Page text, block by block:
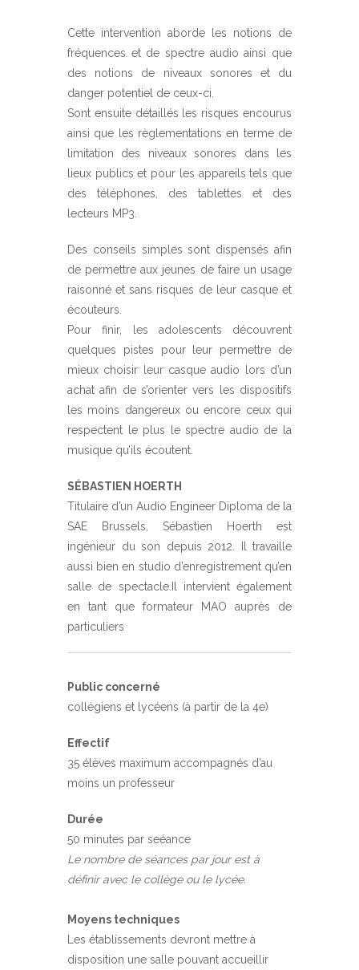
Cette intervention aborde les notions de
fréquences et de spectre audio ainsi que
des notions de niveaux sonores et du
danger potentiel de ceux-ci.
Sont ensuite détaillés les risques encourus
ainsi que les règlementations en terme de
limitation des niveaux sonores dans les
lieux publics et pour les appareils tels que
des téléphones, des tablettes et des
lecteurs MP3.
Des conseils simples sont dispensés afin
de permettre aux jeunes de faire un usage
raisonné et sans risques de leur casque et
écouteurs.
Pour finir, les adolescents découvrent
quelques pistes pour leur permettre de
mieux choisir leur casque audio lors d’un
achat afin de s’orienter vers les dispositifs
les moins dangereux ou encore ceux qui
respectent le plus le spectre audio de la
musique qu’ils écoutent.
SÉBASTIEN HOERTH
Titulaire d’un Audio Engineer Diploma de la
SAE Brussels, Sébastien Hoerth est
ingénieur du son depuis 2012. Il travaille
aussi bien en studio d’enregistrement qu’en
salle de spectacle.Il intervient également
en tant que formateur MAO auprès de
particuliers
Public concerné
collégiens et lycéens (à partir de la 4e)
Effectif
35 élèves maximum accompagnés d’au
moins un professeur
Durée
50 minutes par seéance
Le nombre de séances par jour est à
définir avec le collège ou le lycée.
Moyens techniques
Les établissements devront mettre à
disposition une salle pouvant accueillir